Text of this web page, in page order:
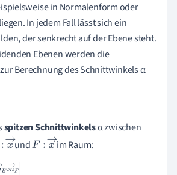
in Normalenform oder
In jedem Fall lässt sich ein
der senkrecht auf der Ebene steht.
Ebenen werden die
Berechnung des Schnittwinkels α
spitzen Schnittwinkelsα zwischen
→ undF:x → im Raum: